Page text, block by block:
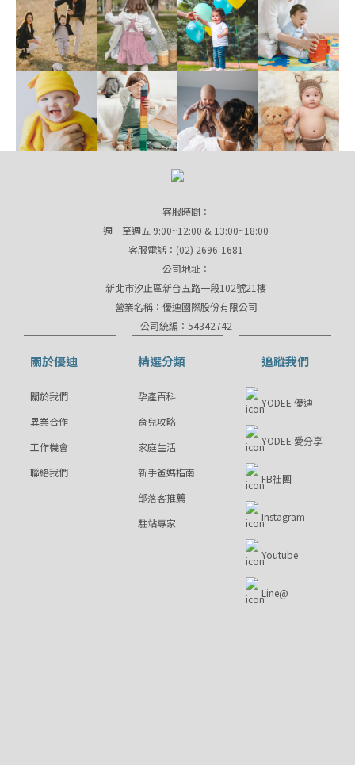
客服時間：
週一至週五 9:00~12:00 & 13:00~18:00
客服電話：(02) 2696-1681
公司地址：
新北市汐止區新台五路一段102號21樓
營業名稱：優迪國際股份有限公司
公司統編：54342742
關於優迪
關於我們
異業合作
工作機會
聯絡我們
精選分類
孕產百科
育兒攻略
家庭生活
新手爸媽指南
部落客推薦
駐站專家
追蹤我們
YODEE 優迪
YODEE 愛分享
FB社團
Instagram
Youtube
Line@